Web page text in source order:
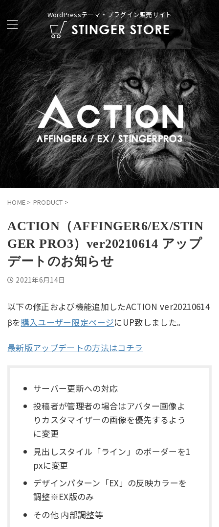
WordPressテーマ・プラグイン販売サイト
HOME > PRODUCT >
ACTION（AFFINGER6/EX/STIN
GER PRO3）ver20210614 アップ
デートのお知らせ
2021年6月14日
以下の修正および機能追加したACTION ver20210614
βを購入ユーザー限定ページにUP致しました。
最新版アップデートの方法はコチラ
サーバー更新への対応
投稿者が管理者の場合はアバター画像よ
りカスタマイザーの画像を優先するよう
に変更
見出しスタイル「ライン」のボーダーを1
pxに変更
デザインパターン「EX」の反映カラーを
調整※EX版のみ
その他 内部調整等